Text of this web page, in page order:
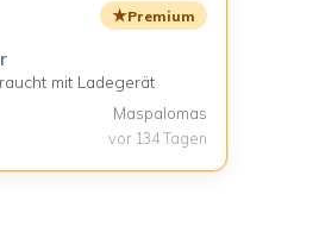
★Premium
mit Ladegerät
Maspalomas
vor 134 Tagen